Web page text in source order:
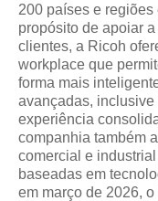
200 países e
propósito de apoiar
clientes, a Ricoh
workplace que
forma mais
avançadas,
experiência
companhia também
comercial e
baseadas em
em março de 2026,